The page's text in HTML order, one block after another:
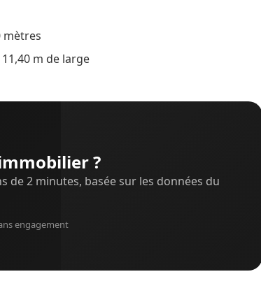
mètres
m de large
?
de 2 minutes, basée sur les données du
engagement